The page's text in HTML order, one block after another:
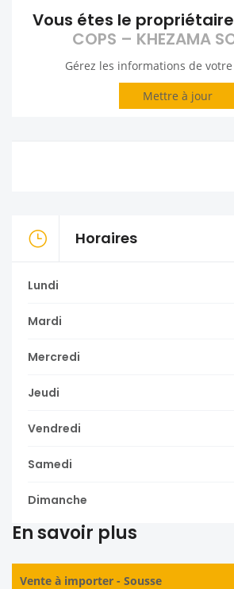
Vous étes le
COPS – KHEZAMA
Gérez les informations de
Mettre à jour
Horaires
Lundi
Mardi
Mercredi
Jeudi
Vendredi
Samedi
Dimanche
En savoir plus
Vente à importer - Sousse